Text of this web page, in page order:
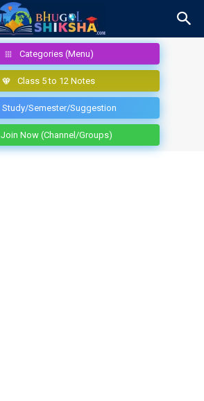
Categories (Menu)
Class 5 to 12 Notes
Study/Semester/Suggestion
Join Now (Channel/Groups)